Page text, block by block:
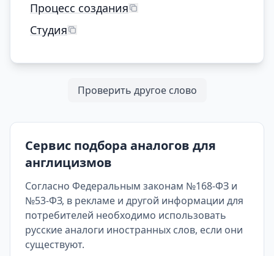
Процесс создания
Студия
Проверить другое слово
Сервис подбора аналогов для
англицизмов
Согласно Федеральным законам №168-ФЗ и
№53-ФЗ, в рекламе и другой информации для
потребителей необходимо использовать
русские аналоги иностранных слов, если они
существуют.